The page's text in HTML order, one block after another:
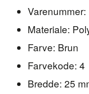
Materiale:
Farve: Brun
Farvekode: 4
Bredde: 25